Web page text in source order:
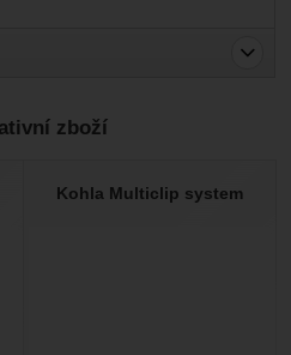
žádná recenze.
zboží
Kohla Multiclip system